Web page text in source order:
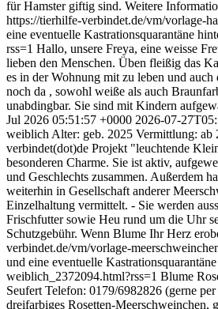
für Hamster giftig sind. Weitere
https://tierhilfe-verbindet.de/vm/vorlage-
eine eventuelle Kastrationsquarantäne
rss=1 Hallo, unsere Freya, eine weisse
lieben den Menschen. Üben fleißig das
es in der Wohnung mit zu leben und
noch da , sowohl weiße als auch
unabdingbar. Sie sind mit Kindern
Jul 2026 05:51:57 +0000 2026-07-
weiblich Alter: geb. 2025 Vermittlung: ab
verbindet(dot)de Projekt "leuchtende
besonderen Charme. Sie ist aktiv,
und Geschlechts zusammen. Außerdem
weiterhin in Gesellschaft anderer
Einzelhaltung vermittelt. - Sie werden
Frischfutter sowie Heu rund um die Uhr
Schutzgebühr. Wenn Blume Ihr Herz
verbindet.de/vm/vorlage-
und eine eventuelle
weiblich_2372094.html?rss=1 Blume
Seufert Telefon: 0179/6982826 (gerne
dreifarbiges Rosetten-Meerschweinchen,